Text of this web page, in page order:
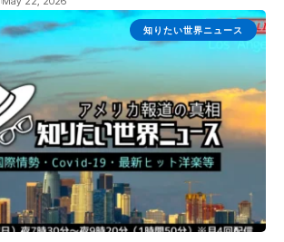
知りたい世界ニュース